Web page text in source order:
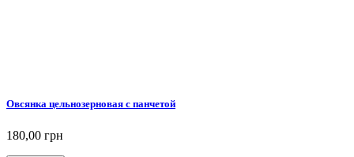
Овсянка цельнозерновая с панчетой
180,00 грн